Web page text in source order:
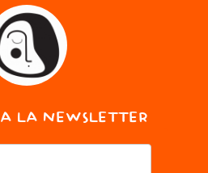
A LA NEWSLETTER